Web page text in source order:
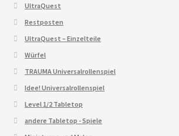
UltraQuest
Restposten
UltraQuest – Einzelteile
Würfel
TRAUMA Universalrollenspiel
Idee! Universalrollenspiel
Level 1/2 Tabletop
andere Tabletop - Spiele